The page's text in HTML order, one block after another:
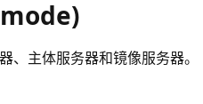
、主体服务器和镜像服务器。